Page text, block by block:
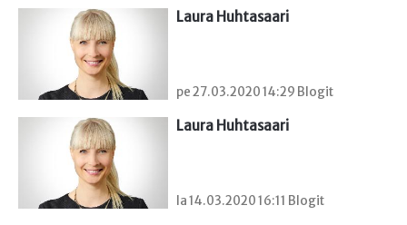
Laura Huhtasaari
pe 27.03.2020 14:29 Blogit
Laura Huhtasaari
la 14.03.2020 16:11 Blogit